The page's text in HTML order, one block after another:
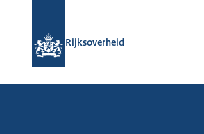
Rijksoverheid